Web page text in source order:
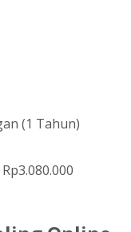
(1 Tahun)